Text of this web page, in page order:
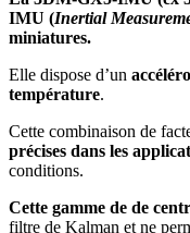
IMU (Inertial
miniatures.
Elle dispose d’un
température.
Cette combinaison de
précises dans les
conditions.
Cette gamme de de
filtre de Kalman et ne